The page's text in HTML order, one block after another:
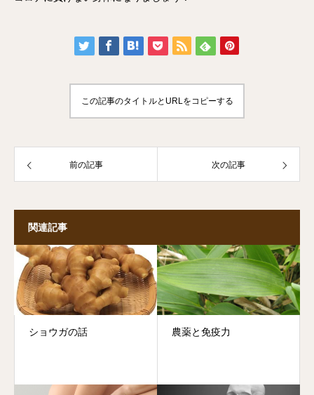
この記事のタイトルとURLをコピーする
前の記事 次の記事
関連記事
ショウガの話 農薬と免疫力